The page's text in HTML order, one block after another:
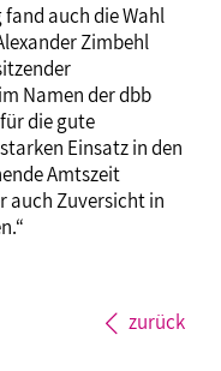
auch die Wahl
Zimbehl
Namen der dbb
die gute
Einsatz in den
Amtszeit
auch Zuversicht in
zurück